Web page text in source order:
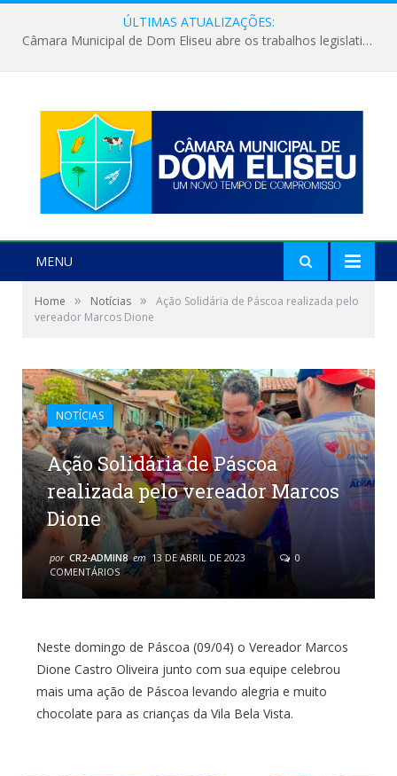
ÚLTIMAS ATUALIZAÇÕES:
Câmara Municipal de Dom Eliseu abre os trabalhos legislativos do segundo semestre
MENU
Home » Notícias »
Ação Solidária de Páscoa realizada pelo
vereador Marcos Dione
NOTÍCIAS
Ação Solidária de Páscoa
realizada pelo vereador Marcos
Dione
por CR2-ADMIN8 em 13 DE ABRIL DE 2023
0
COMENTÁRIOS
Neste domingo de Páscoa (09/04) o Vereador Marcos
Dione Castro Oliveira junto com sua equipe celebrou
mais uma ação de Páscoa levando alegria e muito
chocolate para as crianças da Vila Bela Vista.